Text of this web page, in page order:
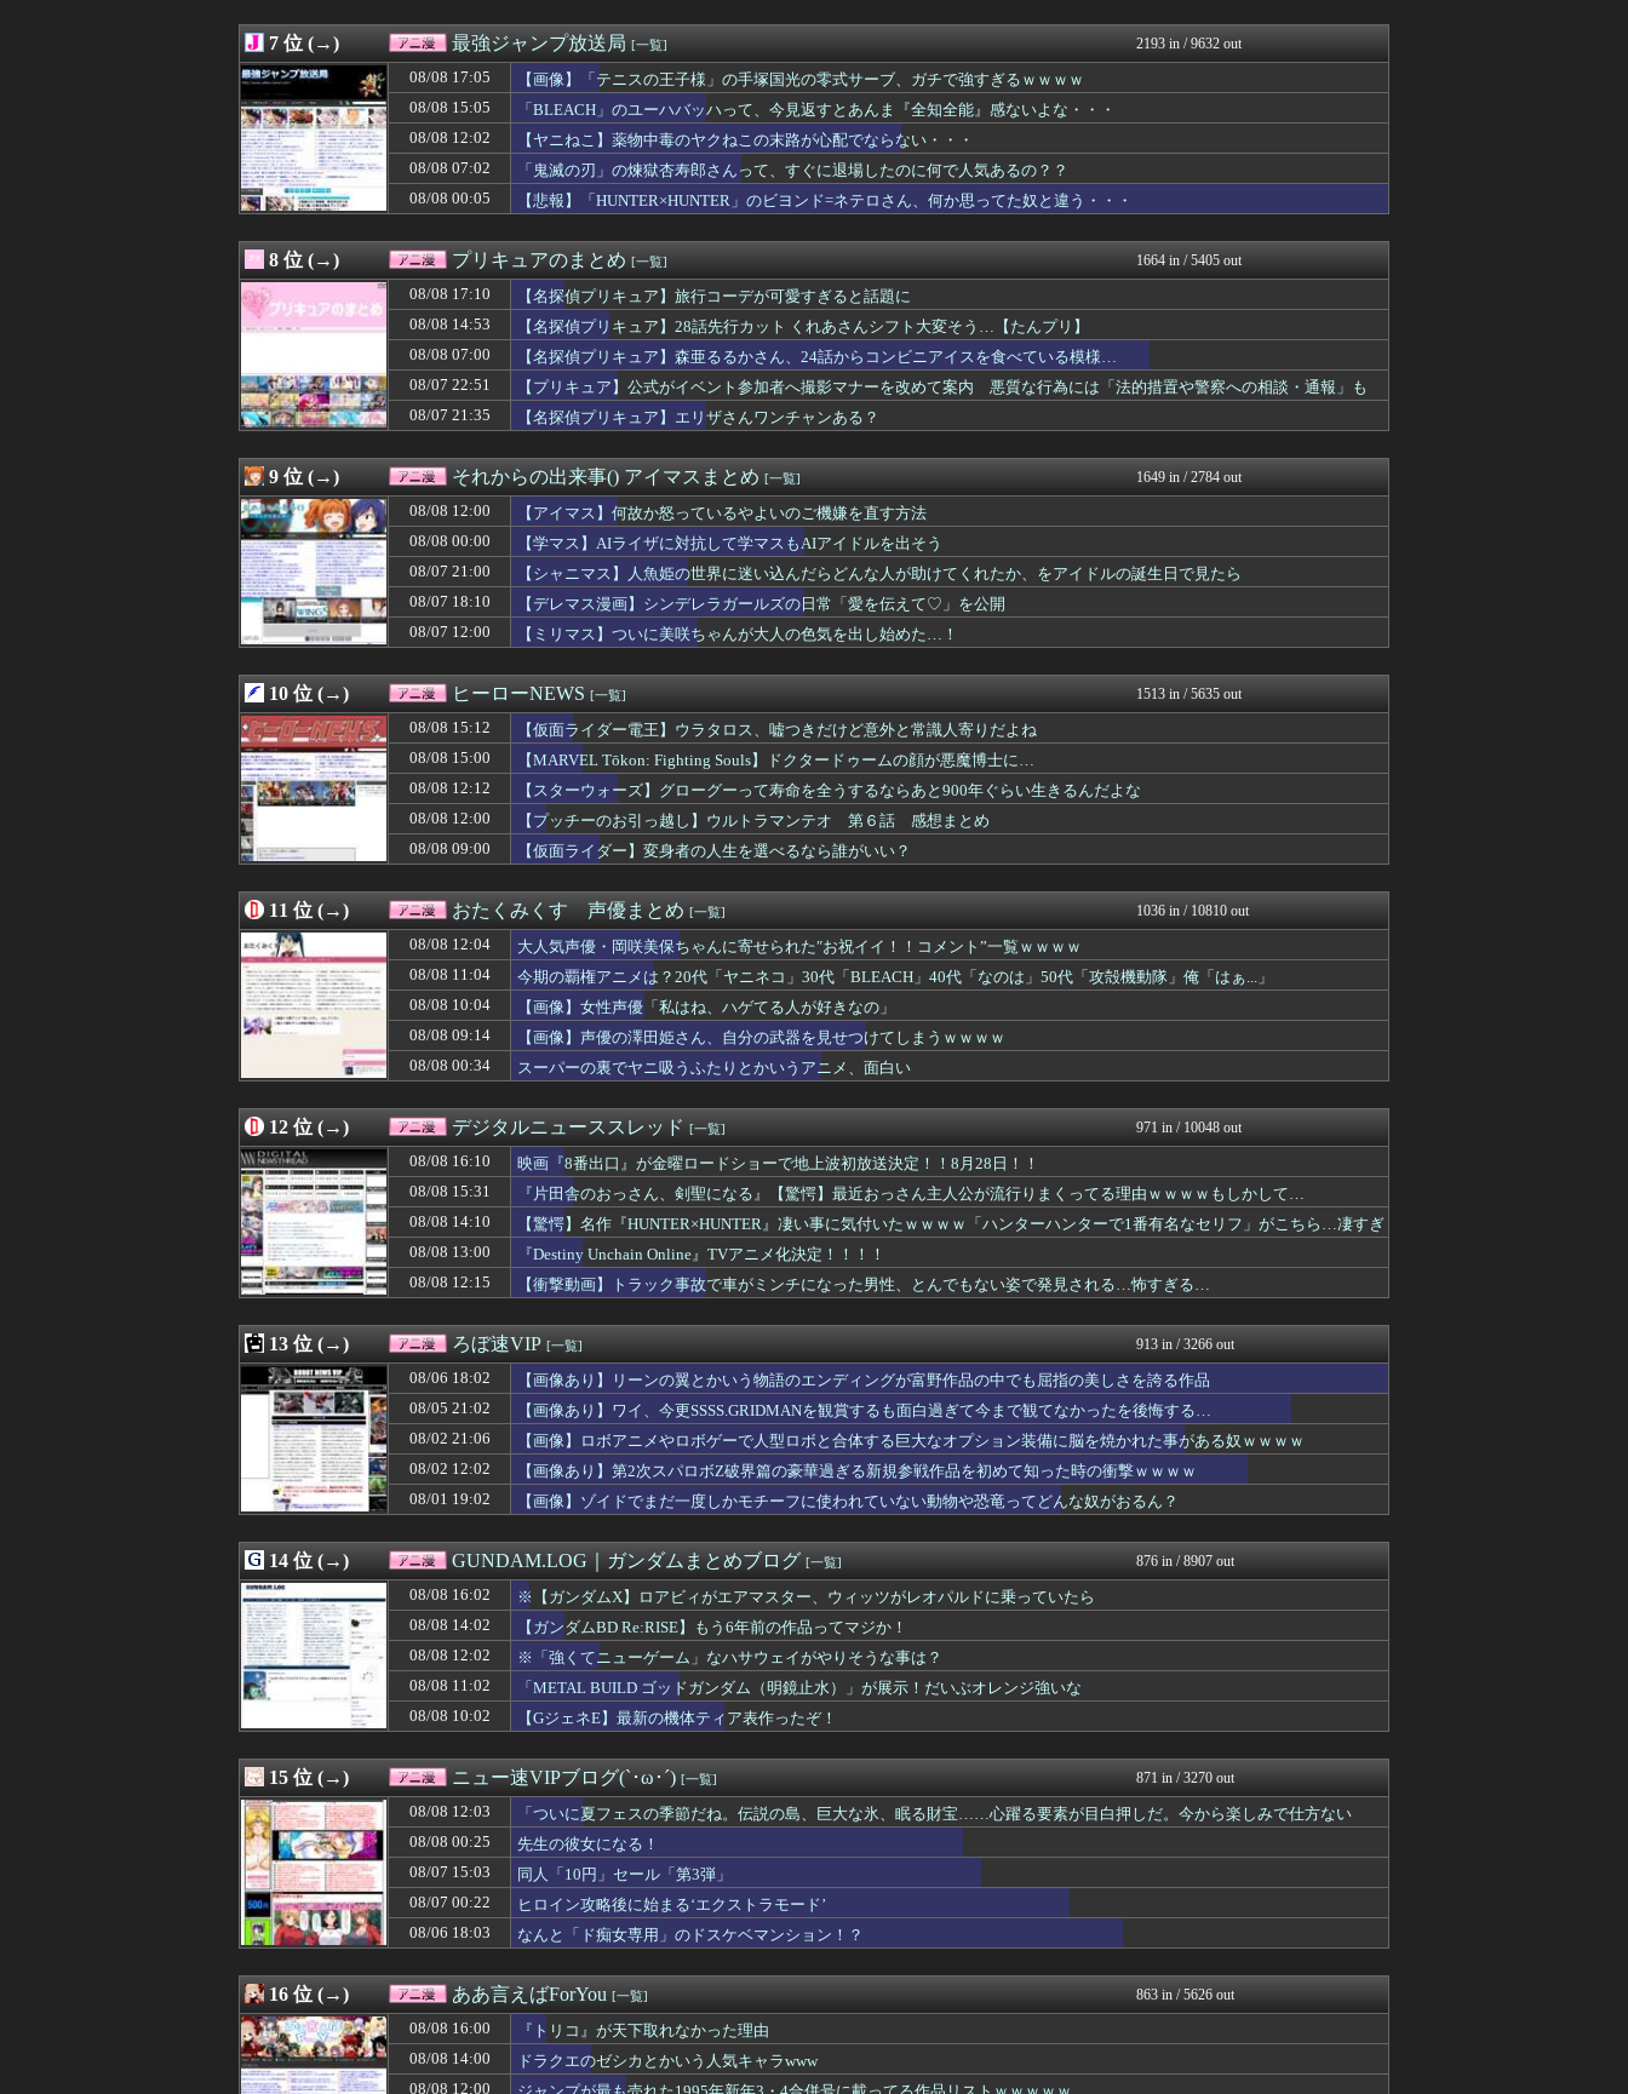
08/08 11:45
【悲報】ちいかわのモモンガ、逝きそう
アニゲー速報
08/08 11:43
【画像あり】オタクくん、女の服の構造がわからず全世界に恥を晒してしまうw
08/08 11:40
『ヤニねこ』【衝撃】ヤニねこちゃんの尻が凄すぎるｗｗｗｗもしかして…ヤニねこち...
08/08 11:35
【ガンプラ】今日発売のレオパルド、股関節が平成の作りすぎる…
ガンプラ ログ
08/08 11:32
【お誕生日】逢田さん（34）の奇行・奇言で打線組んだ・・・
ぐら速 -声優まとめ速報-
08/08 11:29
【悲報】みいちゃんの作者さん、泣いてしまう😢
08/08 11:18
【朗報】FF15のノクトさん、ガチで理想的な主人公だったｗｗｗｗ
08/08 11:04
今期の覇権アニメは？20代「ヤニネコ」30代「BLEACH」40代「なのは」5...
おたくみくす 声優まとめ
08/08 11:02
「METAL BUILD ゴッドガンダム（明鏡止水）」が展示！だいぶオレンジ強...
GUNDAM.LOG｜ガン...
08/08 10:35
【画像】因習村とかいう子供同士で初セッ〇スする風習がある設定ｗｗｗｗｗ
ぴこ速(〃'∇'〃)？
08/08 10:30
『ドラゴンボール』のサイヤ人のネーミングは秀逸だけど
08/08 10:29
『シュタインズ・ゲート リブート』鳳凰院凶真が存在しないγ（ガンマ）世界線が追...
08/08 10:04
【画像】女性声優「私はね、ハゲてる人が好きなの」
08/08 10:02
【GジェネE】最新の機体ティア表作ったぞ！
GUNDAM.LOG｜ガン...
【画像】アムロ大尉、シャアに対してど正論をかましてしまうｗｗｗｗｗｗｗｗｗｗ
ガンダムブログ（情報戦仕様...
08/08 10:00
【ラブライブ！】逢田さんの奇行奇言で打線組んだ【Aqours】
コンテンツ・声優 | ラブ...
08/08 09:50
【凄い】『刃牙』の作者が描いた、『ワンピース』のカイドウが凄すぎるｗｗｗｗ
デジタルニューススレッド
08/08 09:49
【宇崎ちゃんは遊びたい！】BiCute Bunnies Figure「宇崎花」...
fig速
08/08 09:29
ユニクロのBLEACHのTシャツ、オサレ過ぎる
漫画まとめ速報
08/08 09:27
【怒報】ふたなりの何が良いんだよ
異世界転生まとめ速報
08/08 09:14
【画像】声優の澤田姫さん、自分の武器を見せつけてしまうｗｗｗｗ
08/08 09:05
【画像】昔のエルフ、現代でもシコれそう
08/08 09:00
【仮面ライダー】変身者の人生を選べるなら誰がいい？
ヒーローNEWS
08/08 09:00
【画像】悪いプリキュア「2万でどう？」
ぴこ速(〃'∇'〃)？
08/08 09:00
【ポケモン】ナンジャモってめちゃくちゃヱロくて可愛いよな
08/08 09:00
【動画】アニメ『ワンダンス』のダンスがネタにされる→作者が手描きアニメーション...
あぁ^～こころがぴょんぴょ...
08/08 08:18
【悲報】NARUTOのナルトさん、ヒナタじゃなくてサクラと絶対に結婚するべきだ...
アニはつ -アニメ発信場-
08/08 08:09
小説って専門用語や慣用句を使いすぎると一気に読みづらくなるよな
異世界転生まとめ速報
08/08 07:30
【悲報】童貞はなぜか必ず4を選んでしまう画像がこちらｗｗｗｗｗ
ぴこ速(〃'∇'〃)？
08/08 07:30
デスノートの主人公がお前らだった時にありがちなことｗｗｗｗｗ
08/08 07:12
【特撮】アニメみたいな衣装でも着こなせるヒロインって凄くない？
08/08 07:02
「鬼滅の刃」の煉獄杏寿郎さんって、すぐに退場したのに何で人気あるの？？
最強ジャンプ放送局
08/08 07:02
※ガンダムの世界の上級国民はなぜ地球に執着するのか
GUNDAM.LOG｜ガン...
08/08 07:00
【名探偵プリキュア】森亜るるかさん、24話からコンビニアイスを食べている模様…
08/08 07:00
【画像】有名女性声優「私はね、ハゲてる人が好きなの」
ぐら速 -声優まとめ速報-
08/08 06:18
【悲報】任天堂信者をガチでキレさせる台詞を書いた奴が優勝ｗｗｗｗ
アニはつ -アニメ発信場-
08/08 06:00
バトル漫画で主人公が恋愛しない漫画存在しない
ああ言えばForYou
08/08 06:00
【画像】この女の子たちと交尾したいんだがｗｗｗｗｗ
ぴこ速(〃'∇'〃)？
08/08 05:09
【画像】ワイ、このバニーエロフィギュアが欲しすぎて泣く…
08/08 03:00
【仮面ライダーマイス】「DXマイスドライバー」のレビュー動画公開！！
ヒーローNEWS
08/08 02:33
転生したらスライムだった件 第89話 感想：原初同士の戦い！メイドvs執事にな...
アニメつぶやき速報‼︎
08/08 02:27
【大悲報】未来で待ってる女さん、あまりにも多すぎて大渋滞にｗｗｗｗｗ
08/08 02:02
ガンダム・センチネルの小説を読んでラスボスに驚いた
【凄い】映画『ちいかわ』公開14日間で興収50億円突破！！
08/08 00:34
スーパーの裏でヤニ吸うふたりとかいうアニメ、面白い
おたくみくす 声優まとめ
08/08 00:07
『これ描いて死ね』6話感想 初コミティア完売おめでとう！
ああ言えばForYou
08/08 00:05
【悲報】「HUNTER×HUNTER」のビヨンド=ネテロさん、何か思ってた奴と...
最強ジャンプ放送局
08/08 00:04
【朗報】声優の永瀬アンナさん、公式に次世代のエースとして認められる
08/08 00:03
【動画】福岡天神駅、とんでもない構内アナウンスが流れたと話題にｗｗｗ
あぁ^～こころがぴょんぴょ...
08/08 00:02
無双するガンダムって意外といないよね
GUNDAM.LOG｜ガン...
08/08 00:00
【学マス】AIライザに対抗して学マスもAIアイドルを出そう
それからの出来事() アイ...
08/07 23:40
【涼宮ハルヒの憂鬱】Vivitフィギュア「涼宮ハルヒ」プライズフィギュア【彩色...
08/07 23:04
正直アニメ版のシュタインズゲートって微妙じゃね？
おたくみくす 声優まとめ
08/07 22:52
【魂ネイションズ】「S.H.Figuarts」ほか 2026年8月発売商品【ス...
fig速
08/07 22:37
【鳴潮】Animester「リンネー」フィギュア【原型公開】
fig速
08/07 22:34
お盆で一気見すべきアニメ教えてや
おたくみくす 声優まとめ
08/07 22:33
【謎】雨宮天さん、声優雑誌で搾乳
ぐら速 -声優まとめ速報-
08/07 22:28
【画像】エッチなソシャゲキャラ、水着姿を主人公に褒められ照れるwwwwww
異世界転生まとめ速報
08/07 22:05
「ドラゴンボール」の孫悟飯という、格落ちと最上位返り咲きを繰り返すお兄ちゃん・...
最強ジャンプ放送局
08/07 22:05
【エロ漫画】TSエロ漫画主人公「起きたら美少女になっちゃった！？」ワイ「おお」
アニチャット
08/07 22:00
【衝撃】ドラクエ6をとんでもないクオリティでアニメ化してしまったAI動画がこち...
ジャンプ速報
08/07 21:59
【ガンダム】難民の老人が地球に来れたこと喜んでてアレ？連邦もやってることヤバく...
ガンダムブログ（情報戦仕様...
08/07 21:45
「攻殻機動隊」5話感想 人生って厳しいわ。価値ある仕事は死の近く、天秤は釣り合...
ポンポコにゅーす - 三日...
08/07 21:35
【名探偵プリキュア】エリザさんワンチャンある？
プリキュアのまとめ
08/07 21:11
まんがタイムきらら2026年9月号が発売、「好都合セミフレンド」は次回で最終回...
がるおんちゃんねる
08/07 21:04
【パシフィック・リム】MODEROID「ジプシー・デンジャー」プラモデル【10...
fig速
08/07 21:00
【シャニマス】人魚姫の世界に迷い込んだらどんな人が助けてくれたか、をアイドルの...
08/07 20:05
【画像】「まんがタイムきらら」エロ漫画みたいになる
08/07 20:05
【エロ漫画】BSSエロ漫画『未恋-みれん-』NTRよりも抜けると話題に
アニチャット
08/07 20:04
令和のダラさん 第6話 感想：ダラさんの力を借りて悪霊退散！修行すれば本当に悪...
アニメつぶやき速報‼︎
08/07 20:00
【朗報】永瀬アンナさん、公式に次世代のエースとして認められる
【超画像】あの人気ポケモン、卑猥なフィギュアになってしまった模様
08/07 19:59
【画像】シャア専用グッズ、今度はホースリールが登場 少佐なのに水撒けないんだ…
ガンダムブログ（情報戦仕様...
08/07 19:32
【るろうに剣心】劍客兵器の飛號・龍勢勇星、超ミサイル技術の持ち主なのに惜しい男... 最強ジャンプ放送局
7 位 (→) 最強ジャンプ放送局 [一覧] 2193 in / 9632 out
08/08 17:05
【画像】「テニスの王子様」の手塚国光の零式サーブ、ガチで強すぎるｗｗｗｗ
08/08 15:05
「BLEACH」のユーハバッハって、今見返すとあんま『全知全能』感ないよな・・・
08/08 12:02
【ヤニねこ】薬物中毒のヤクねこの末路が心配でならない・・・
08/08 07:02
「鬼滅の刃」の煉獄杏寿郎さんって、すぐに退場したのに何で人気あるの？？
08/08 00:05
【悲報】「HUNTER×HUNTER」のビヨンド=ネテロさん、何か思ってた奴と違う・・・
8 位 (→) プリキュアのまとめ [一覧] 1664 in / 5405 out
08/08 17:10
【名探偵プリキュア】旅行コーデが可愛すぎると話題に
08/08 14:53
【名探偵プリキュア】28話先行カット くれあさんシフト大変そう…【たんプリ】
08/08 07:00
【名探偵プリキュア】森亜るるかさん、24話からコンビニアイスを食べている模様…
08/07 22:51
【プリキュア】公式がイベント参加者へ撮影マナーを改めて案内 悪質な行為には「法的措置や警察への相談・通報」も
08/07 21:35
【名探偵プリキュア】エリザさんワンチャンある？
9 位 (→) それからの出来事() アイマスまとめ [一覧] 1649 in / 2784 out
08/08 12:00
【アイマス】何故か怒っているやよいのご機嫌を直す方法
08/08 00:00
【学マス】AIライザに対抗して学マスもAIアイドルを出そう
08/07 21:00
【シャニマス】人魚姫の世界に迷い込んだらどんな人が助けてくれたか、をアイドルの誕生日で見たら
08/07 18:10
【デレマス漫画】シンデレラガールズの日常「愛を伝えて♡」を公開
08/07 12:00
【ミリマス】ついに美咲ちゃんが大人の色気を出し始めた…！
10 位 (→) ヒーローNEWS [一覧] 1513 in / 5635 out
08/08 15:12
【仮面ライダー電王】ウラタロス、嘘つきだけど意外と常識人寄りだよね
08/08 15:00
【MARVEL Tōkon: Fighting Souls】ドクタードゥームの顔が悪魔博士に…
08/08 12:12
【スターウォーズ】グローグーって寿命を全うするならあと900年ぐらい生きるんだよな
08/08 12:00
【プッチーのお引っ越し】ウルトラマンテオ 第６話 感想まとめ
08/08 09:00
【仮面ライダー】変身者の人生を選べるなら誰がいい？
11 位 (→) おたくみくす 声優まとめ [一覧] 1036 in / 10810 out
08/08 12:04
大人気声優・岡咲美保ちゃんに寄せられた″お祝イイ！！コメント”一覧ｗｗｗｗ
08/08 11:04
今期の覇権アニメは？20代「ヤニネコ」30代「BLEACH」40代「なのは」50代「攻殻機動隊」俺「はぁ...」
08/08 10:04
【画像】女性声優「私はね、ハゲてる人が好きなの」
08/08 09:14
【画像】声優の澤田姫さん、自分の武器を見せつけてしまうｗｗｗｗ
08/08 00:34
スーパーの裏でヤニ吸うふたりとかいうアニメ、面白い
12 位 (→) デジタルニューススレッド [一覧] 971 in / 10048 out
08/08 16:10
映画『8番出口』が金曜ロードショーで地上波初放送決定！！8月28日！！
08/08 15:31
『片田舎のおっさん、剣聖になる』【驚愕】最近おっさん主人公が流行りまくってる理由ｗｗｗｗもしかして…
08/08 14:10
【驚愕】名作『HUNTER×HUNTER』凄い事に気付いたｗｗｗｗ「ハンターハンターで1番有名なセリフ」がこちら…凄すぎ
る…
08/08 13:00
『Destiny Unchain Online』TVアニメ化決定！！！！
08/08 12:15
【衝撃動画】トラック事故で車がミンチになった男性、とんでもない姿で発見される…怖すぎる…
13 位 (→) ろぼ速VIP [一覧] 913 in / 3266 out
08/06 18:02
【画像あり】リーンの翼とかいう物語のエンディングが富野作品の中でも屈指の美しさを誇る作品
08/05 21:02
【画像あり】ワイ、今更SSSS.GRIDMANを観賞するも面白過ぎて今まで観てなかったを後悔する…
08/02 21:06
【画像】ロボアニメやロボゲーで人型ロボと合体する巨大なオプション装備に脳を焼かれた事がある奴ｗｗｗｗ
08/02 12:02
【画像あり】第2次スパロボZ破界篇の豪華過ぎる新規参戦作品を初めて知った時の衝撃ｗｗｗｗ
08/01 19:02
【画像】ゾイドでまだ一度しかモチーフに使われていない動物や恐竜ってどんな奴がおるん？
14 位 (→) GUNDAM.LOG｜ガンダムまとめブログ [一覧] 876 in / 8907 out
08/08 16:02
※【ガンダムX】ロアビィがエアマスター、ウィッツがレオパルドに乗っていたら
08/08 14:02
【ガンダムBD Re:RISE】もう6年前の作品ってマジか！
08/08 12:02
※「強くてニューゲーム」なハサウェイがやりそうな事は？
08/08 11:02
「METAL BUILD ゴッドガンダム（明鏡止水）」が展示！だいぶオレンジ強いな
08/08 10:02
【GジェネE】最新の機体ティア表作ったぞ！
15 位 (→) ニュー速VIPブログ(`･ω･´) [一覧] 871 in / 3270 out
08/08 12:03
「ついに夏フェスの季節だね。伝説の島、巨大な氷、眠る財宝……心躍る要素が目白押しだ。今から楽しみで仕方ない
よ！」オーガスト『あいミス』新イベント『真夏の氷島フェス』
08/08 00:25
先生の彼女になる！
08/07 15:03
同人「10円」セール「第3弾」
08/07 00:22
ヒロイン攻略後に始まる‘エクストラモード’
08/06 18:03
なんと「ド痴女専用」のドスケベマンション！？
16 位 (→) ああ言えばForYou [一覧] 863 in / 5626 out
08/08 16:00
『トリコ』が天下取れなかった理由
08/08 14:00
ドラクエのゼシカとかいう人気キャラwww
08/08 12:00